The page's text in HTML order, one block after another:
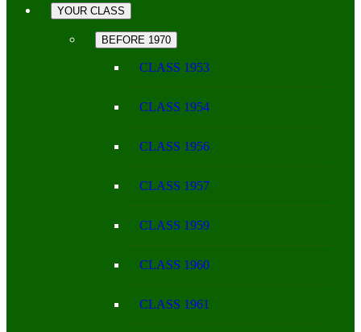
YOUR CLASS
BEFORE 1970
CLASS 1953
CLASS 1954
CLASS 1956
CLASS 1957
CLASS 1959
CLASS 1960
CLASS 1961